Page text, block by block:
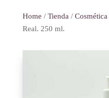
Home / Tienda / Cosmética
Real. 250 ml.